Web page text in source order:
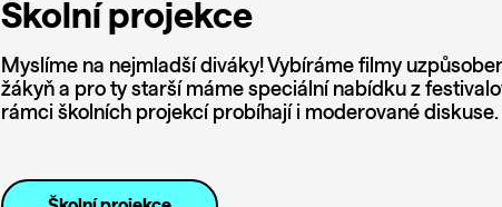
Školní projekce
Myslíme na nejmladší diváky! Vybíráme filmy
žákyň a pro ty starší máme speciální nabídku z
rámci školních projekcí probíhají i moderované diskuse.